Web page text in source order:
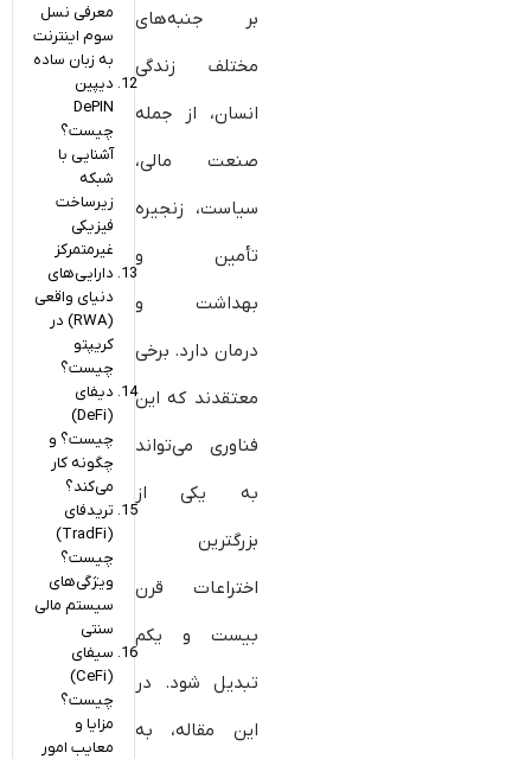
بر جنبه‌های
مختلف زندگی
انسان، از جمله
صنعت مالی،
سیاست، زنجیره
تأمین و
بهداشت و
درمان دارد. برخی
معتقدند که این
فناوری می‌تواند
به یکی از
بزرگترین
اختراعات قرن
بیست و یکم
تبدیل شود. در
این مقاله، به
معرفی نسل
سوم اینترنت
به زبان ساده
دیپین
DePIN
چیست؟
آشنایی با
شبکه
زیرساخت
فیزیکی
غیرمتمرکز
دارایی‌های
دنیای واقعی
(RWA) در
کریپتو
چیست؟
دیفای
(DeFi)
چیست؟ و
چگونه کار
می‌کند؟
تریدفای
(TradFi)
چیست؟
ویژگی‌های
سیستم مالی
سنتی
سیفای
(CeFi)
چیست؟
مزایا و
معایب امور